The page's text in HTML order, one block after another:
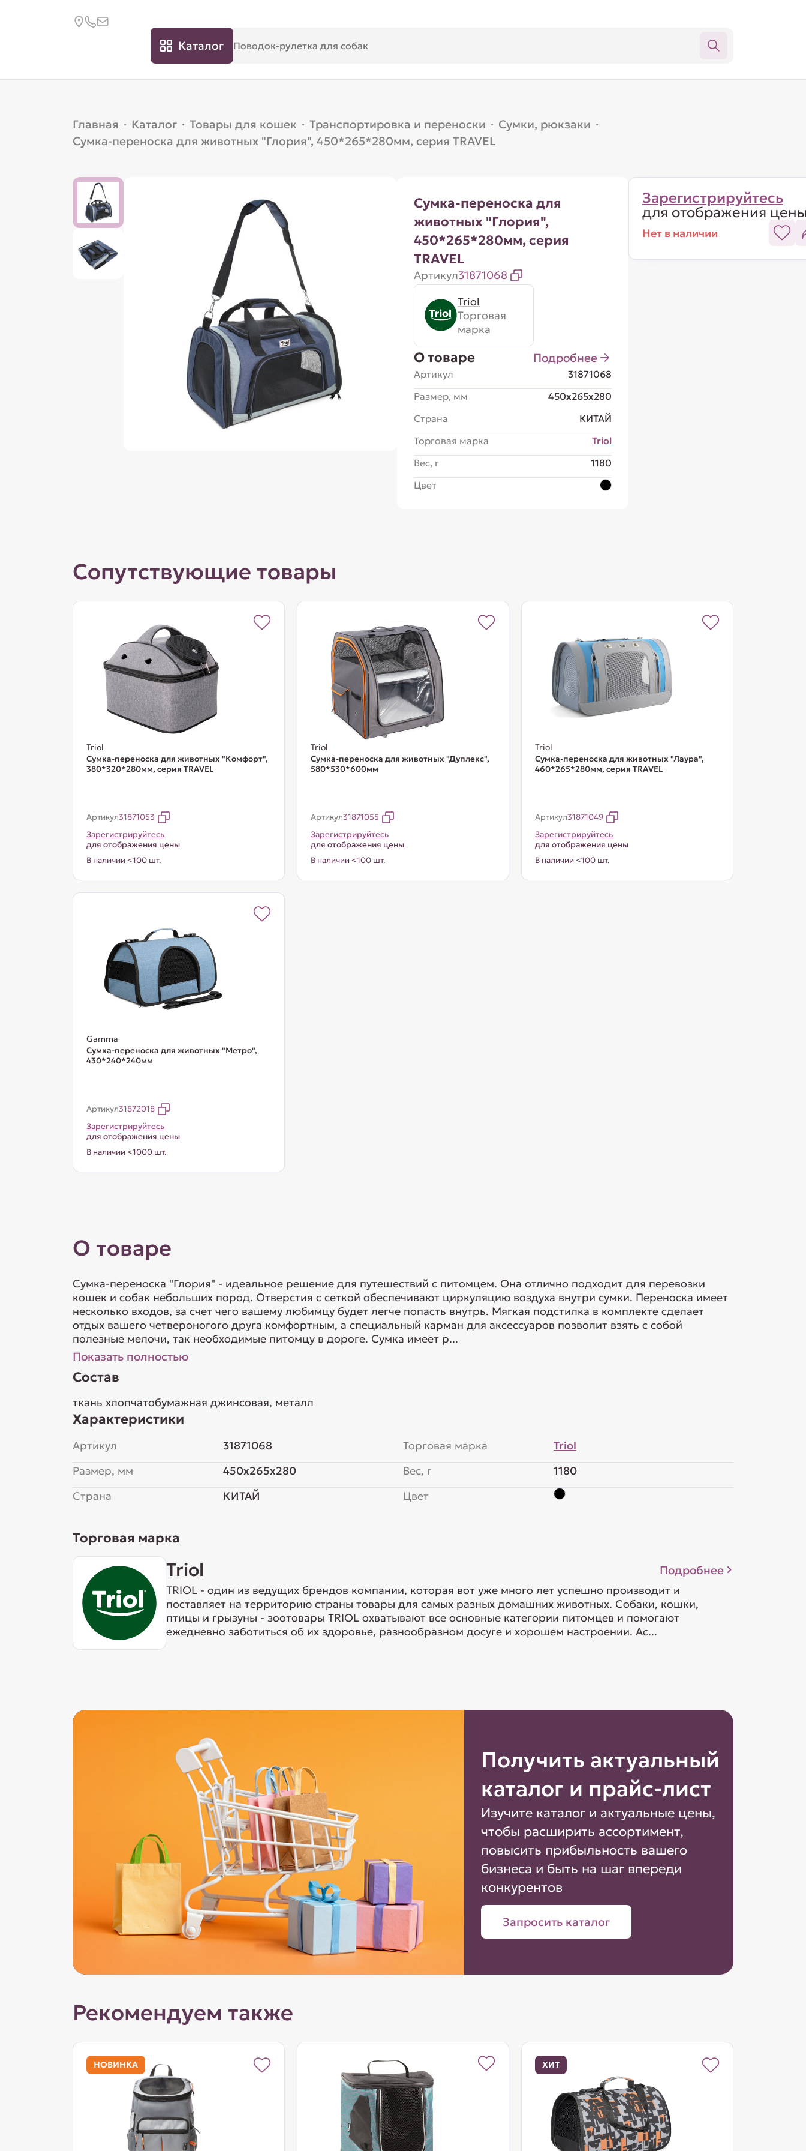
Каталог
Главная · Каталог · Товары для кошек · Транспортировка и переноски · Сумки, рюкзаки ·
Сумка-переноска для животных "Глория", 450*265*280мм, серия TRAVEL
Сумка-переноска для
животных "Глория",
450*265*280мм, серия
TRAVEL
Артикул31871068
Triol
Торговая
марка
О товаре Подробнее
Артикул
31871068
Размер, мм
450x265x280
Страна
КИТАЙ
Торговая марка
Triol
Вес, г
1180
Цвет
Зарегистрируйтесь
для отображения
Нет в наличии
Сопутствующие товары
Triol
Сумка-переноска для животных "Комфорт",
380*320*280мм, серия TRAVEL
Артикул31871053
Зарегистрируйтесь
для отображения цены
В наличии <100 шт.
Triol
Сумка-переноска для животных "Дуплекс",
580*530*600мм
Артикул31871055
Зарегистрируйтесь
для отображения цены
В наличии <100 шт.
Triol
Сумка-переноска для животных "Лаура",
460*265*280мм, серия TRAVEL
Артикул31871049
Зарегистрируйтесь
для отображения цены
В наличии <100 шт.
Gamma
Сумка-переноска для животных "Метро",
430*240*240мм
Артикул31872018
Зарегистрируйтесь
для отображения цены
В наличии <1000 шт.
О товаре
Сумка-переноска "Глория" - идеальное решение для путешествий с питомцем. Она отлично подходит для перевозки
кошек и собак небольших пород. Отверстия с сеткой обеспечивают циркуляцию воздуха внутри сумки. Переноска имеет
несколько входов, за счет чего вашему любимцу будет легче попасть внутрь. Мягкая подстилка в комплекте сделает
отдых вашего четвероногого друга комфортным, а специальный карман для аксессуаров позволит взять с собой
полезные мелочи, так необходимые питомцу в дороге. Сумка имеет р...
Показать полностью
Состав
ткань хлопчатобумажная джинсовая, металл
Характеристики
Артикул
31871068
Размер, мм
450x265x280
Страна
КИТАЙ
Торговая марка
Triol
Вес, г
1180
Цвет
Торговая марка
Triol Подробнее
TRIOL - один из ведущих брендов компании, которая вот уже много лет успешно производит и
поставляет на территорию страны товары для самых разных домашних животных. Собаки, кошки,
птицы и грызуны - зоотовары TRIOL охватывают все основные категории питомцев и помогают
ежедневно заботиться об их здоровье, разнообразном досуге и хорошем настроении. Ас...
Получить актуальный
каталог и прайс-лист
Изучите каталог и актуальные цены,
чтобы расширить ассортимент,
повысить прибыльность вашего
бизнеса и быть на шаг впереди
конкурентов
Запросить каталог
Рекомендуем также
НОВИНКА ХИТ